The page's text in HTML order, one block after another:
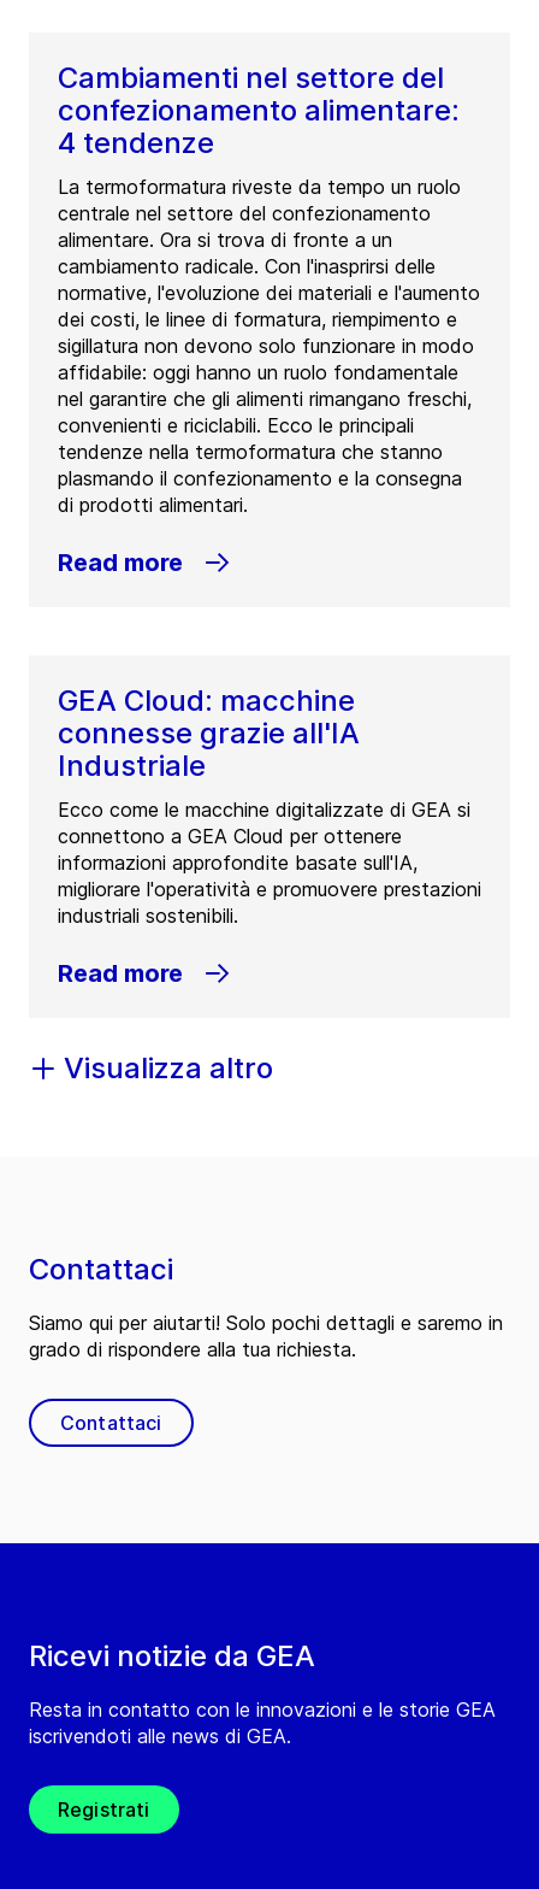
Cambiamenti nel settore del
confezionamento alimentare:
4 tendenze
La termoformatura riveste da tempo un ruolo
centrale nel settore del confezionamento
alimentare. Ora si trova di fronte a un
cambiamento radicale. Con l'inasprirsi delle
normative, l'evoluzione dei materiali e l'aumento
dei costi, le linee di formatura, riempimento e
sigillatura non devono solo funzionare in modo
affidabile: oggi hanno un ruolo fondamentale
nel garantire che gli alimenti rimangano freschi,
convenienti e riciclabili. Ecco le principali
tendenze nella termoformatura che stanno
plasmando il confezionamento e la consegna
di prodotti alimentari.
Read more
GEA Cloud: macchine
connesse grazie all'IA
Industriale
Ecco come le macchine digitalizzate di GEA si
connettono a GEA Cloud per ottenere
informazioni approfondite basate sull'IA,
migliorare l'operatività e promuovere prestazioni
industriali sostenibili.
Read more
Visualizza altro
Ricevi notizie da GEA
Resta in contatto con le innovazioni e le storie GEA
iscrivendoti alle news di GEA.
Registrati
Contattaci
Siamo qui per aiutarti! Solo pochi dettagli e saremo in
grado di rispondere alla tua richiesta.
Contattaci